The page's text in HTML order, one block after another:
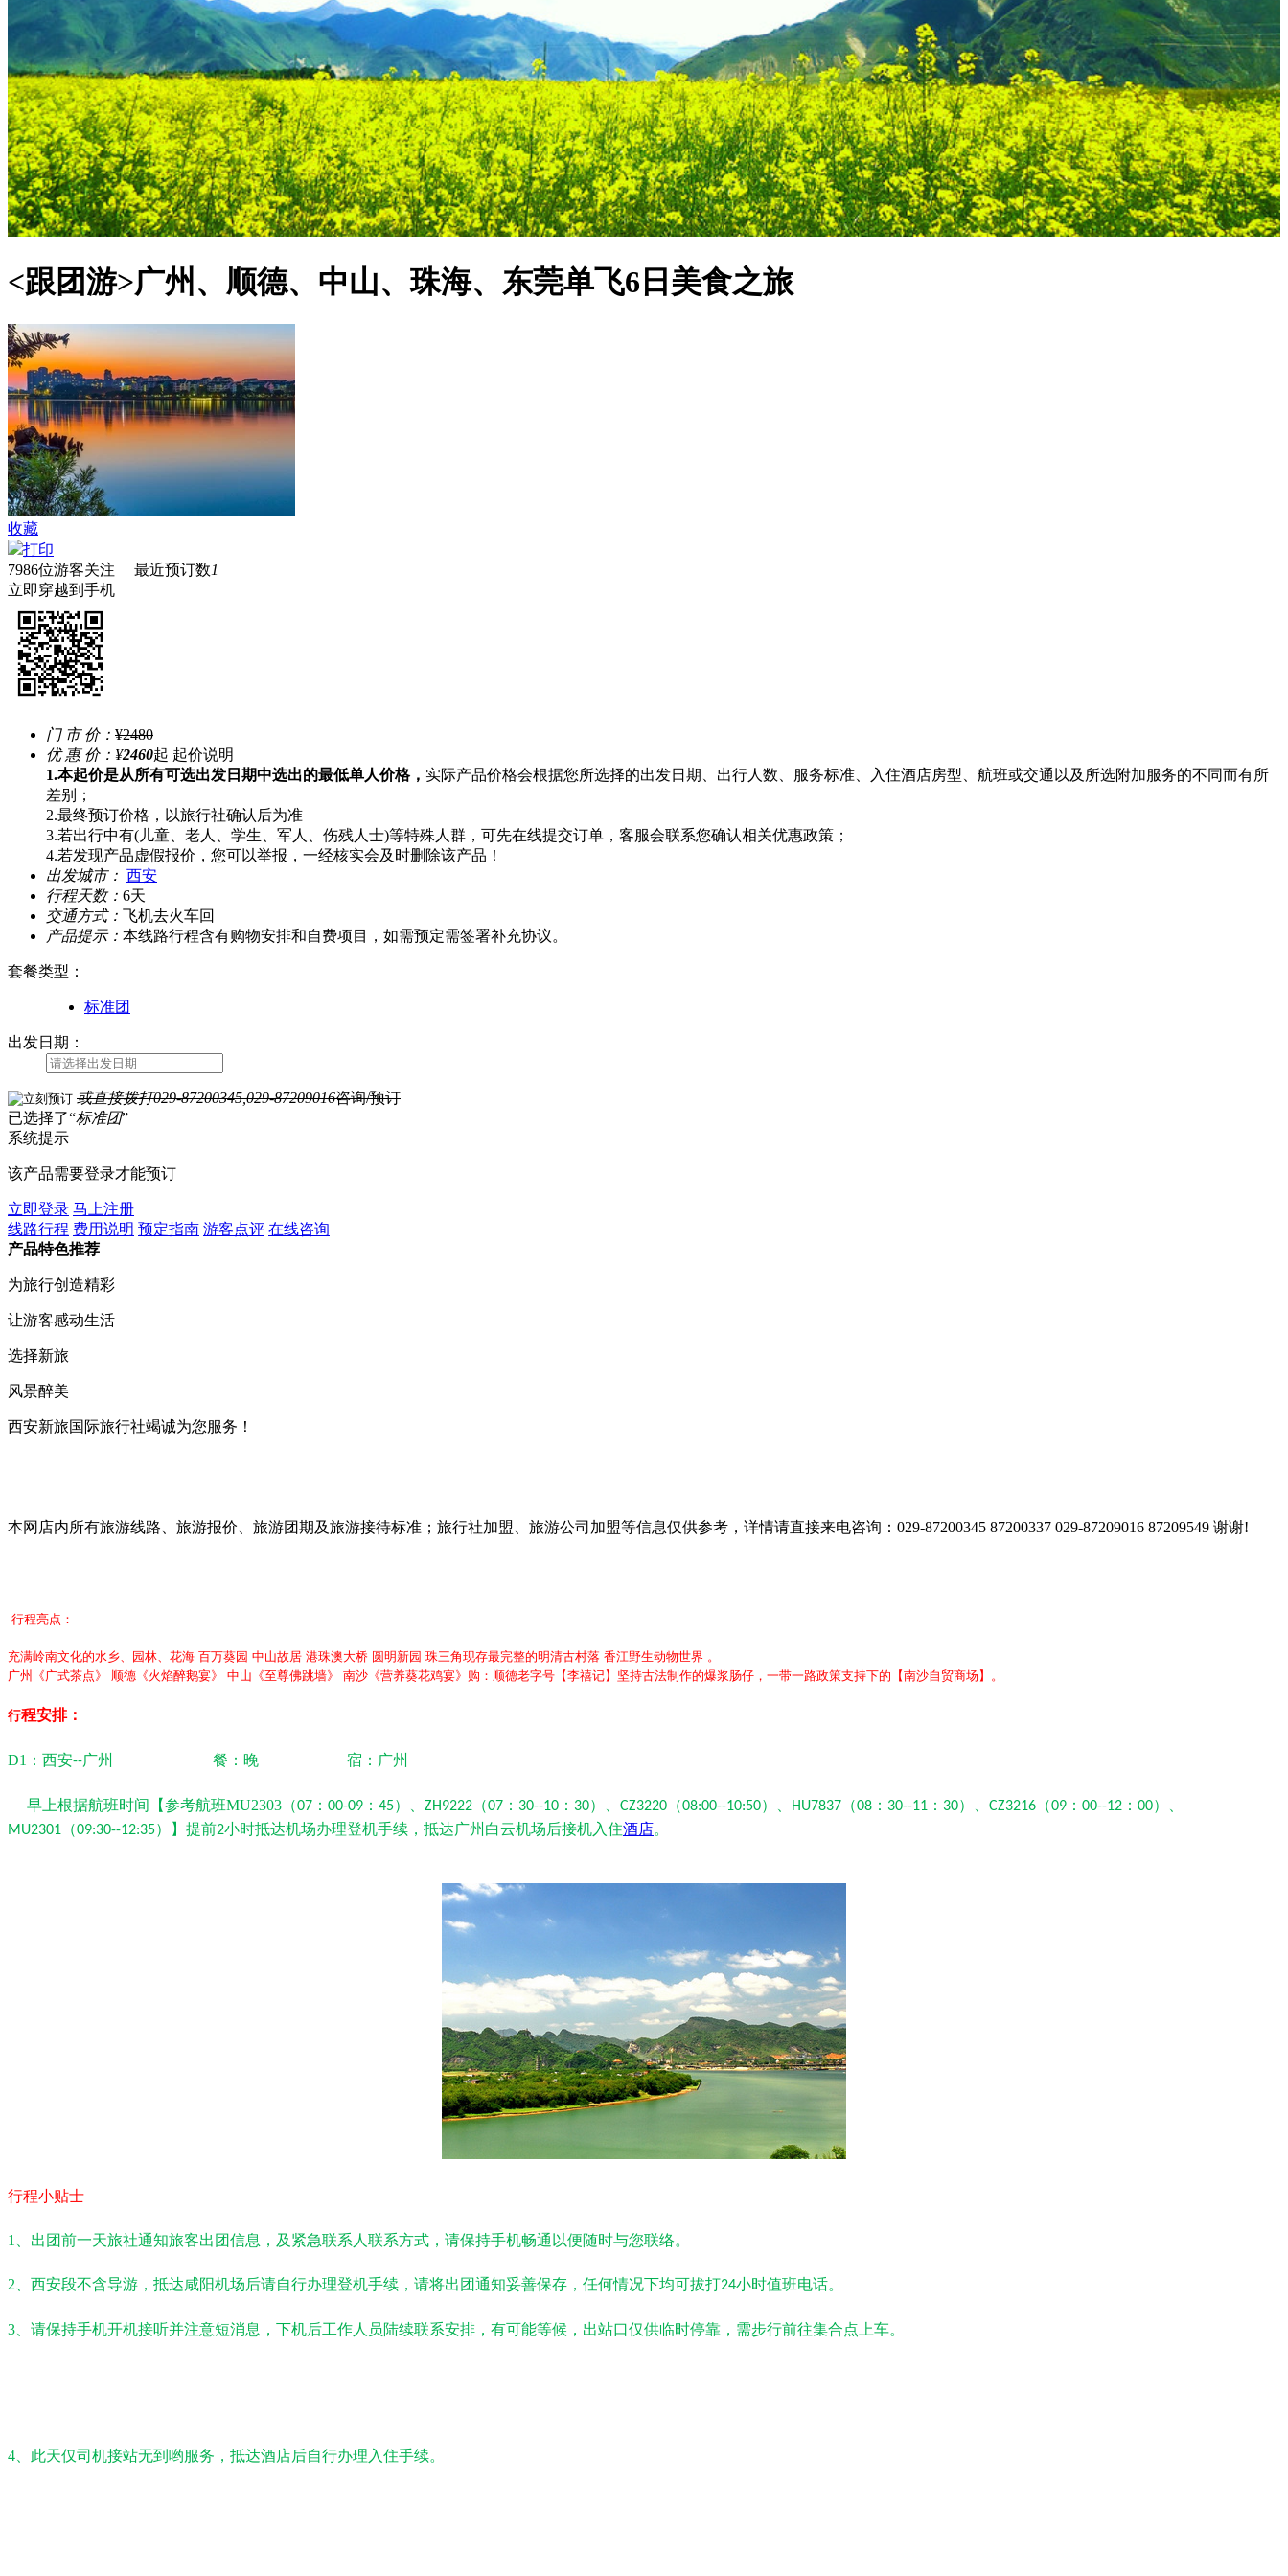
<跟团游>广州、顺德、中山、珠海、东莞单飞6日美食之旅
收藏
打印
7986位游客关注 最近预订数1
立即穿越到手机
门 市 价： ¥2480
优 惠 价： ¥2460起 起价说明
1.本起价是从所有可选出发日期中选出的最低单人价格， 实际产品价格会根据您所选择的出发日期、出行人数、服务标准、入住酒店房型、航班或交通以及所选附加服务的不同而有所
差别；
2.最终预订价格，以旅行社确认后为准
3.若出行中有(儿童、老人、学生、军人、伤残人士)等特殊人群，可先在线提交订单，客服会联系您确认相关优惠政策；
4.若发现产品虚假报价，您可以举报，一经核实会及时删除该产品！
出发城市： 西安
行程天数： 6天
交通方式： 飞机去火车回
产品提示： 本线路行程含有购物安排和自费项目，如需预定需签署补充协议。
套餐类型 ：
标准团
出发日期：
或直接拨打029-87200345,029-87209016咨询/预订
已选择了“标准团”
系统提示
该产品需要登录才能预订
立即登录 马上注册
线路行程 费用说明 预定指南 游客点评 在线咨询
产品特色推荐
为旅行创造精彩
让游客感动生活
选择新旅
风景醉美
西安新旅国际旅行社竭诚为您服务！
本网店内所有旅游线路、旅游报价、旅游团期及旅游接待标准；旅行社加盟、旅游公司加盟等信息仅供参考，详情请直接来电咨询：029-87200345 87200337 029-87209016 87209549 谢谢!
行程亮点：
充满岭南文化的水乡、园林、花海 百万葵园 中山故居 港珠澳大桥 圆明新园 珠三角现存最完整的明清古村落 香江野生动物世界 。
广州《广式茶点》 顺德《火焰醉鹅宴》 中山《至尊佛跳墙》 南沙《营养葵花鸡宴》购：顺德老字号【李禧记】坚持古法制作的爆浆肠仔，一带一路政策支持下的【南沙自贸商场】。
行程安排：
D1 ：西安--广州 餐：晚 宿：广州
早上根据航班时间【参考航班MU2303 （07 ： 00-09 ： 45）、 ZH9222 （07 ： 30--10 ： 30）、 CZ3220 （08:00--10:50）、 HU7837 （08 ： 30--11 ： 30）、 CZ3216 （09 ： 00--12 ： 00）、
MU2301 （09:30--12:35）】提前2小时抵达机场办理登机手续，抵达广州白云机场后接机入住酒店。
行程小贴士
1 、出团前一天旅社通知旅客出团信息，及紧急联系人联系方式，请保持手机畅通以便随时与您联络。
2 、西安段不含导游，抵达咸阳机场后请自行办理登机手续，请将出团通知妥善保存，任何情况下均可拔打24小时值班电话。
3 、请保持手机开机接听并注意短消息，下机后工作人员陆续联系安排，有可能等候，出站口仅供临时停靠，需步行前往集合点上车。
4 、此天仅司机接站无到哟服务，抵达酒店后自行办理入住手续。